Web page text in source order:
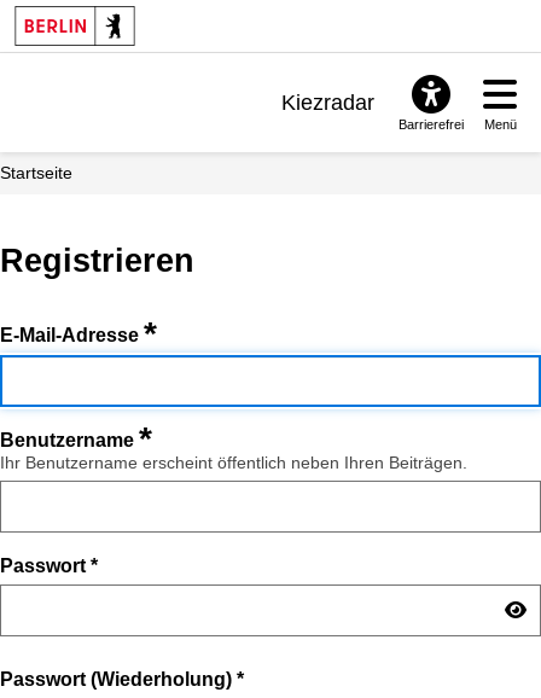
Kiezradar
Barrierefrei Menü
Startseite
Registrieren
E-Mail-Adresse *
Benutzername *
Ihr Benutzername erscheint öffentlich neben Ihren Beiträgen.
Passwort *
Passwort (Wiederholung) *